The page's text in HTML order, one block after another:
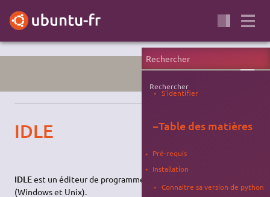
IDE
IDLE
IDLEest un éditeur de programmes
(Windows et Unix).
Rechercher
S'identifier
−Table des matières
Pré-requis
Installation
Connaitre sa version de python